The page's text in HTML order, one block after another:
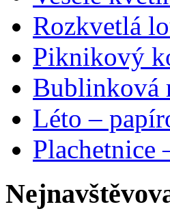
Rozkvetlá
Piknikový
Bublinková
Léto –
Plachetnice